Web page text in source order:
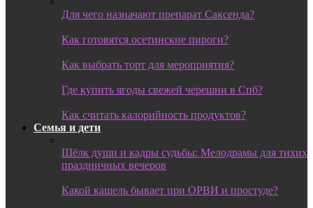
Для чего назначают препарат Саксенда?
Как готовятся осетинские пироги?
Как выбрать торт для мероприятия?
Где купить ягоды свежей черешни в Спб?
Как считать калорийность продуктов?
Семья и дети
Шёлк души и кадры судьбы: Мелодрамы для тихих
праздничных вечеров
Какой кашель бывает при ОРВИ и простуде?